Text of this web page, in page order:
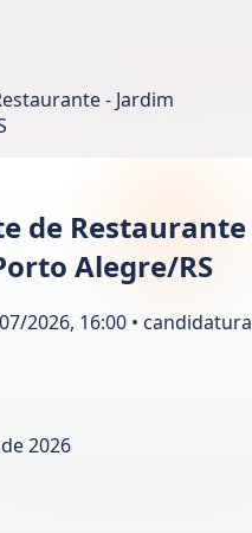
- Jardim
de Restaurante
Alegre/RS
2026, 16:00 • candidatura
2026